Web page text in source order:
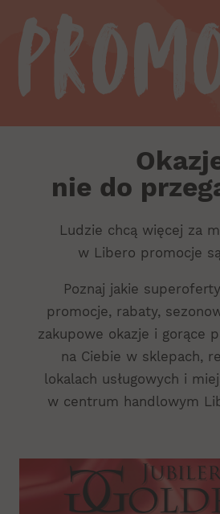
nie do
Ludzie chcą więcej za
w Libero promocje
Poznaj jakie
promocje, rabaty,
zakupowe okazje i gorące
na Ciebie w sklepach,
lokalach usługowych i
w centrum handlowym